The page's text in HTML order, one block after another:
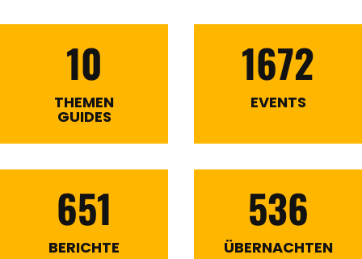
10
THEMEN
GUIDES
1672
EVENTS
651
BERICHTE
536
ÜBERNACHTEN